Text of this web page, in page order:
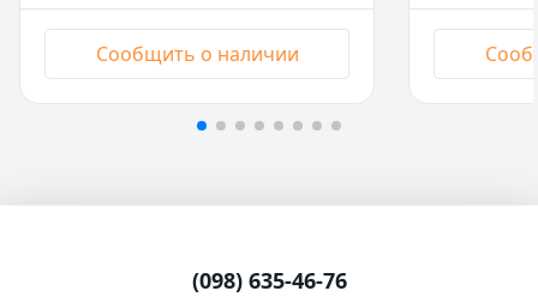
510,00 ₴
- Нет в наличии
Сообщить о наличии
15,00 ₴
Красный
(098) 635-46-76